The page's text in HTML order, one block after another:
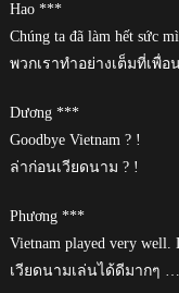
Hao ***
Chúng ta đã làm hết sức
พวกเราทำอย่างเต็มที่เพื่
Dương ***
Goodbye Vietnam ? !
ล่าก่อนเวียดนาม ? !
Phương ***
Vietnam played very well.
เวียดนามเล่นได้ดีมากๆ